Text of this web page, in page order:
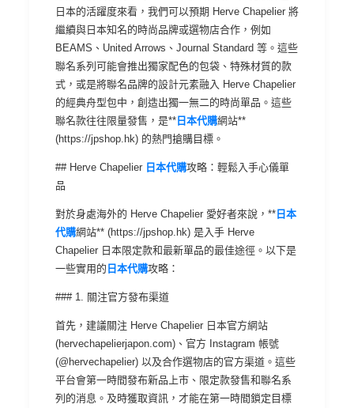
日本的活躍度來看，我們可以預期 Herve Chapelier 將
繼續與日本知名的時尚品牌或選物店合作，例如
BEAMS、United Arrows、Journal Standard 等。這些
聯名系列可能會推出獨家配色的包袋、特殊材質的款
式，或是將聯名品牌的設計元素融入 Herve Chapelier
的經典舟型包中，創造出獨一無二的時尚單品。這些
聯名款往往限量發售，是**日本代購網站**
(https://jpshop.hk) 的熱門搶購目標。
## Herve Chapelier 日本代購攻略：輕鬆入手心儀單
品
對於身處海外的 Herve Chapelier 愛好者來說，**日本
代購網站** (https://jpshop.hk) 是入手 Herve
Chapelier 日本限定款和最新單品的最佳途徑。以下是
一些實用的 日本代購攻略：
### 1. 關注官方發布渠道
首先，建議關注 Herve Chapelier 日本官方網站
(hervechapelierjapon.com)、官方 Instagram 帳號
(@hervechapelier) 以及合作選物店的官方渠道。這些
平台會第一時間發布新品上市、限定款發售和聯名系
列的消息。及時獲取資訊，才能在第一時間鎖定目標